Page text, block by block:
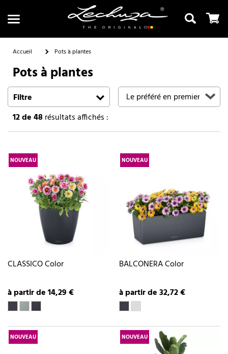
Recherche
Accueil Pots à plantes
Pots à plantes
Filtre
12de 48résultats affichés :
NOUVEAU
CLASSICO Color
à partir de 14,29 €
NOUVEAU
BALCONERA Color
à partir de 32,72 €
NOUVEAU NOUVEAU